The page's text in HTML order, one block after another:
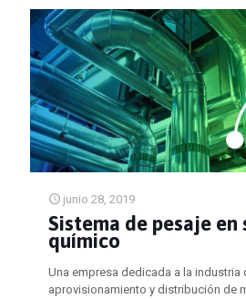
junio 28, 2019
Sistema de pesaje en
químico
Una empresa dedicada a la industria
aprovisionamiento y distribución de